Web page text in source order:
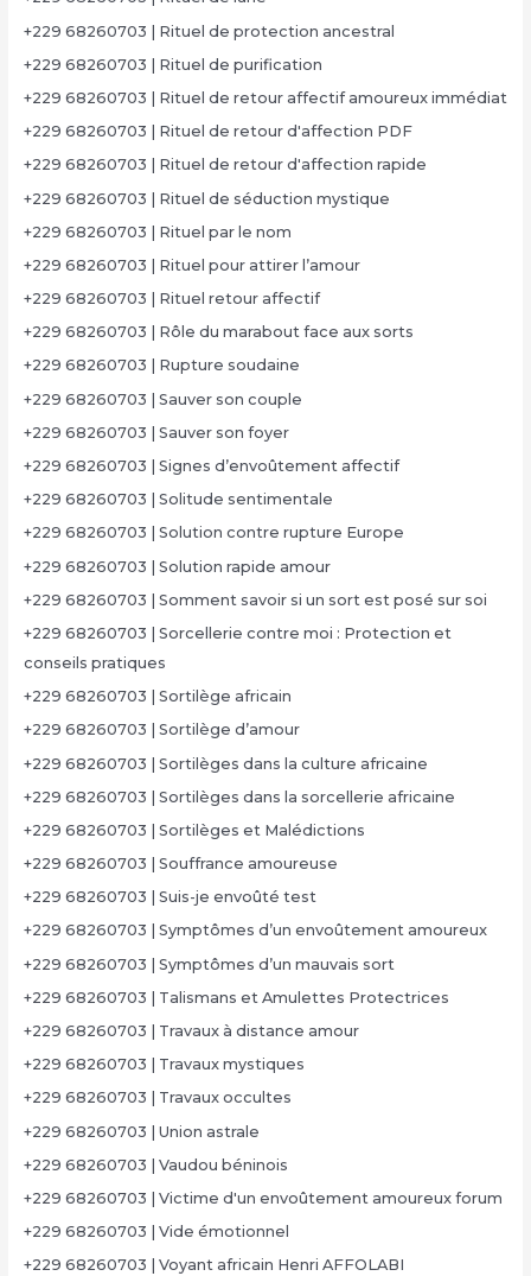
+229 68260703 | Rituel de protection ancestral
+229 68260703 | Rituel de purification
+229 68260703 | Rituel de retour affectif amoureux immédiat
+229 68260703 | Rituel de retour d'affection PDF
+229 68260703 | Rituel de retour d'affection rapide
+229 68260703 | Rituel de séduction mystique
+229 68260703 | Rituel par le nom
+229 68260703 | Rituel pour attirer l’amour
+229 68260703 | Rituel retour affectif
+229 68260703 | Rôle du marabout face aux sorts
+229 68260703 | Rupture soudaine
+229 68260703 | Sauver son couple
+229 68260703 | Sauver son foyer
+229 68260703 | Signes d’envoûtement affectif
+229 68260703 | Solitude sentimentale
+229 68260703 | Solution contre rupture Europe
+229 68260703 | Solution rapide amour
+229 68260703 | Somment savoir si un sort est posé sur soi
+229 68260703 | Sorcellerie contre moi : Protection et
conseils pratiques
+229 68260703 | Sortilège africain
+229 68260703 | Sortilège d’amour
+229 68260703 | Sortilèges dans la culture africaine
+229 68260703 | Sortilèges dans la sorcellerie africaine
+229 68260703 | Sortilèges et Malédictions
+229 68260703 | Souffrance amoureuse
+229 68260703 | Suis-je envoûté test
+229 68260703 | Symptômes d’un envoûtement amoureux
+229 68260703 | Symptômes d’un mauvais sort
+229 68260703 | Talismans et Amulettes Protectrices
+229 68260703 | Travaux à distance amour
+229 68260703 | Travaux mystiques
+229 68260703 | Travaux occultes
+229 68260703 | Union astrale
+229 68260703 | Vaudou béninois
+229 68260703 | Victime d'un envoûtement amoureux forum
+229 68260703 | Vide émotionnel
+229 68260703 | Voyant africain Henri AFFOLABI